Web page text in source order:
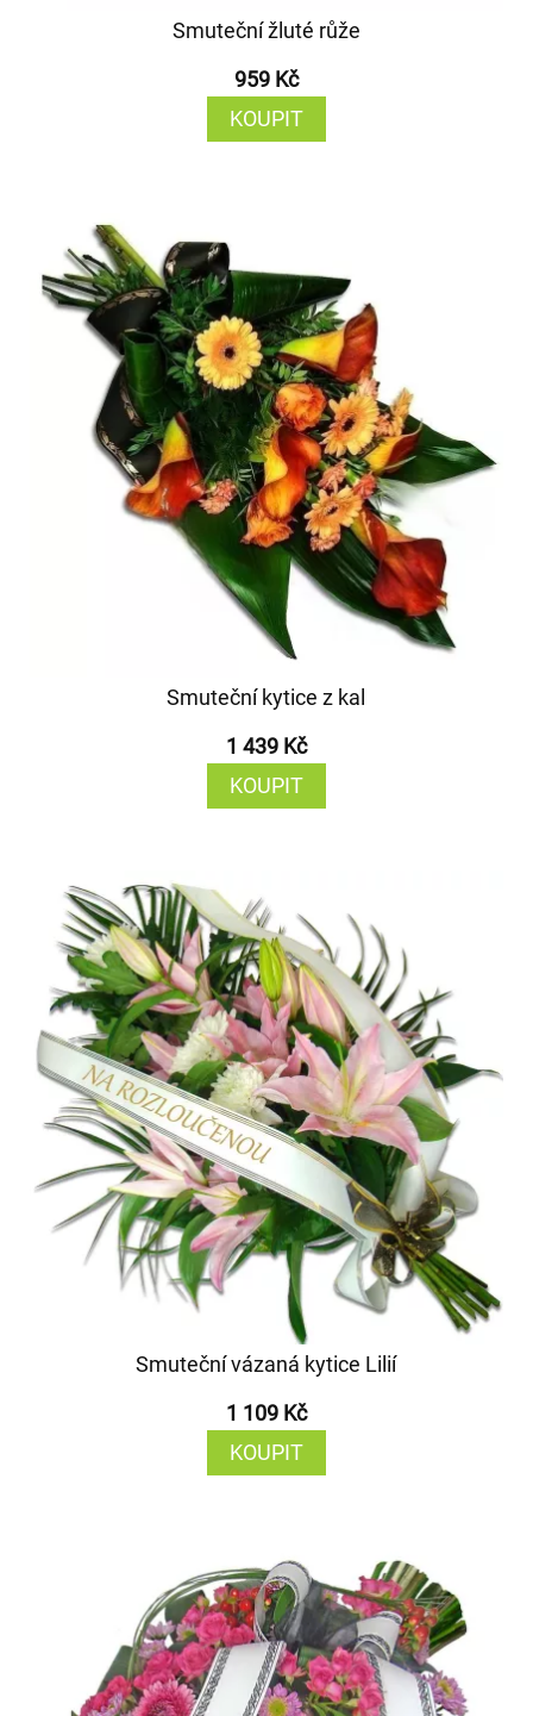
Smuteční žluté růže
959 Kč
KOUPIT
Smuteční kytice z kal
1 439 Kč
KOUPIT
Smuteční vázaná kytice Lilií
1 109 Kč
KOUPIT